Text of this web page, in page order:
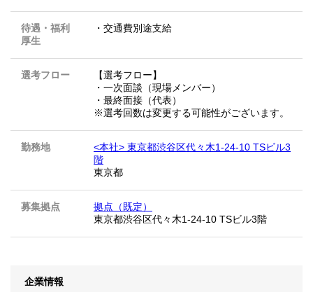
待遇・福利
厚生
・交通費別途支給
選考フロー
【選考フロー】
・一次面談（現場メンバー）
・最終面接（代表）
※選考回数は変更する可能性がございます。
勤務地
<本社> 東京都渋谷区代々木1-24-10 TSビル3
階
東京都
募集拠点
拠点（既定）
東京都渋谷区代々木1-24-10 TSビル3階
企業情報